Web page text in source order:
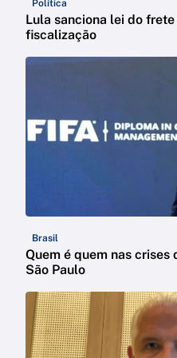
Política
Lula sanciona lei do
fiscalização
Brasil
Quem é quem nas
São Paulo